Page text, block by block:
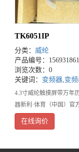
TK6051IP
分类： 威纶
产品编号：
浏览次数：0
关键词： 变频器,变
4.3寸威纶触摸屏带万年
器新利·体育（中国）官
（中国）官方网站-登录
在线询价